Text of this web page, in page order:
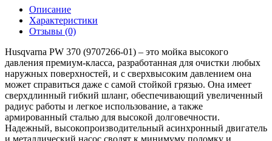
Описание
Характеристики
Отзывы (0)
Husqvarna PW 370 (9707266-01) – это мойка высокого
давления премиум-класса, разработанная для очистки любых
наружных поверхностей, и с сверхвысоким давлением она
может справиться даже с самой стойкой грязью. Она имеет
сверхдлинный гибкий шланг, обеспечивающий увеличенный
радиус работы и легкое использование, а также
армированный сталью для высокой долговечности.
Надежный, высокопроизводительный асинхронный двигатель
и металлический насос сводят к минимуму поломку и